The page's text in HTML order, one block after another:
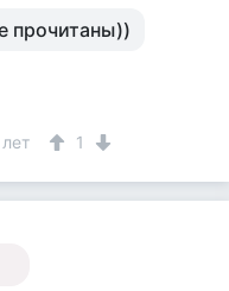
прочитаны))
1